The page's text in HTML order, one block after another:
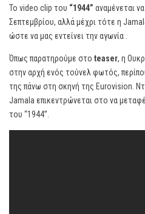
Το video clip του “1944” αναμένεται
Σεπτεμβρίου, αλλά μέχρι τότε η
ώστε να μας εντείνει την αγωνία .
Όπως παρατηρούμε στο teaser, η
στην αρχή ενός τούνελ φωτός,
της πάνω στη σκηνή της Eurovision.
Jamala επικεντρώνεται στο να
του “1944”.